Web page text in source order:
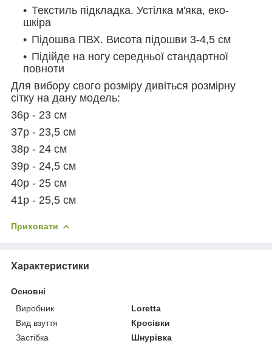
Текстиль підкладка. Устілка м'яка, еко-
шкіра
Підошва ПВХ. Висота підошви 3-4,5 см
Підійде на ногу середньої стандартної
повноти
Для вибору свого розміру дивіться розмірну
сітку на дану модель:
36р - 23 см
37р - 23,5 см
38р - 24 см
39р - 24,5 см
40р - 25 см
41р - 25,5 см
Приховати
Характеристики
Основні
Виробник
Loretta
Вид взуття
Кросівки
Застібка
Шнурівка